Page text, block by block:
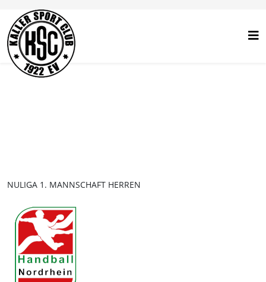
NULIGA 1. MANNSCHAFT HERREN